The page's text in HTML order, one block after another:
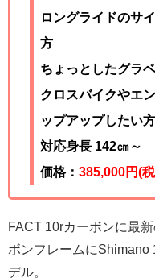
ロングライドのサ
方
ちょっとしたグラ
クロスバイクやエ
ップアップしたい方
対応身長 142㎝～
価格： 385,000円(
FACT 10rカーボンに最
ボンフレームにShimano
デル。